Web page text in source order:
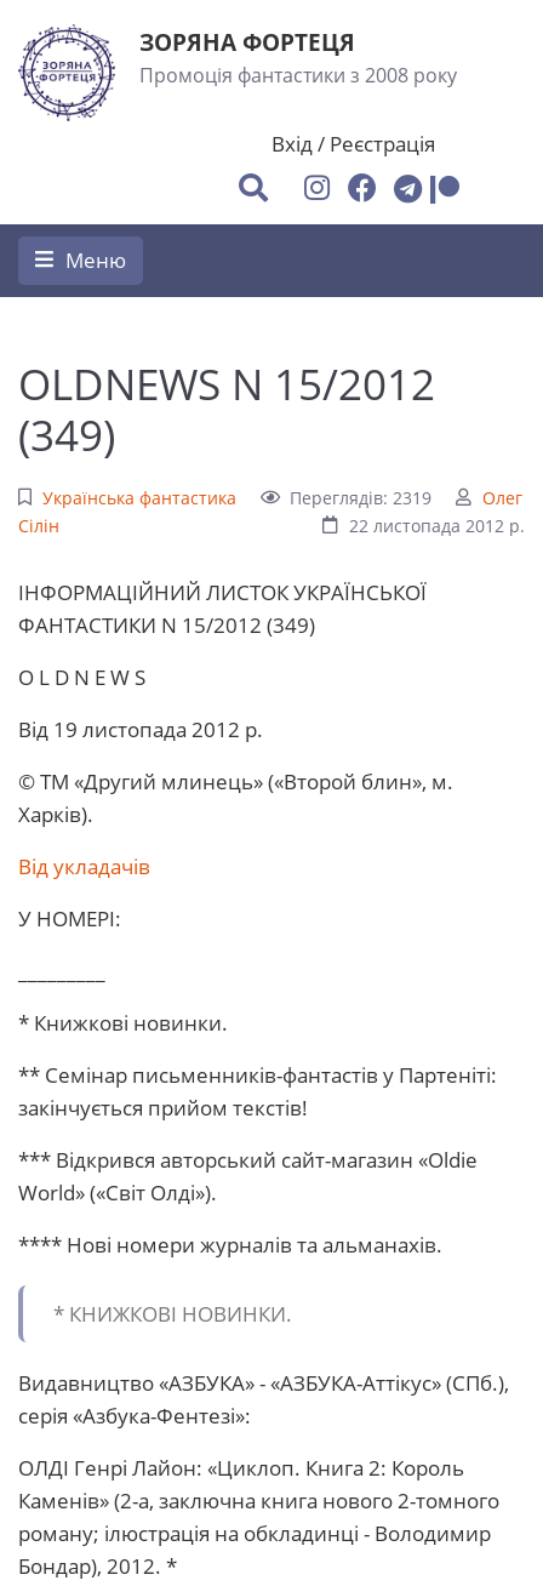
ЗОРЯНА ФОРТЕЦЯ
Промоція фантастики з 2008 року
Вхід/ Реєстрація
Меню
OLDNEWS N 15/2012
(349)
Українська фантастика Переглядів: 2319
Олег
Сілін
22 листопада 2012 р.
ІHФОРМАЦІЙНИЙ ЛИСТОК УКРАЇHСЬКОЇ
ФАHТАСТИКИ N 15/2012 (349)
O L D N E W S
Від 19 листопада 2012 р.
© ТМ «Другий млинець» («Второй блин», м.
Харків).
Від укладачів
У НОМЕРІ:
* Книжкові новинки.
** Семінар письменників-фантастів у Партеніті:
закінчується прийом текстів!
*** Відкрився авторський сайт-магазин «Oldie
World» («Світ Олді»).
**** Нові номери журналів та альманахів.
* КHИЖКОВІ HОВИHКИ.
Видавництво «АЗБУКА» - «АЗБУКА-Аттікус» (СПб.),
серія «Азбука-Фентезі»:
ОЛДІ Генрі Лайон: «Циклоп. Книга 2: Король
Каменів» (2-а, заключна книга нового 2-томного
роману; ілюстрація на обкладинці - Володимир
Бондар), 2012. *